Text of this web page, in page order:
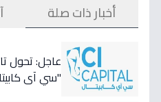
أخبار ذات صلة
"سي آي